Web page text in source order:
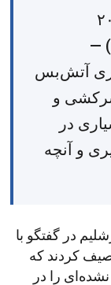
۲۰۲۶
اورشلیم، ۱۰ آوریل ۲۰۲۶ (TPS-IL) —
آتش‌بس
سرکشی و
در
و آنچه
در گفتگو با
کردند که
را در